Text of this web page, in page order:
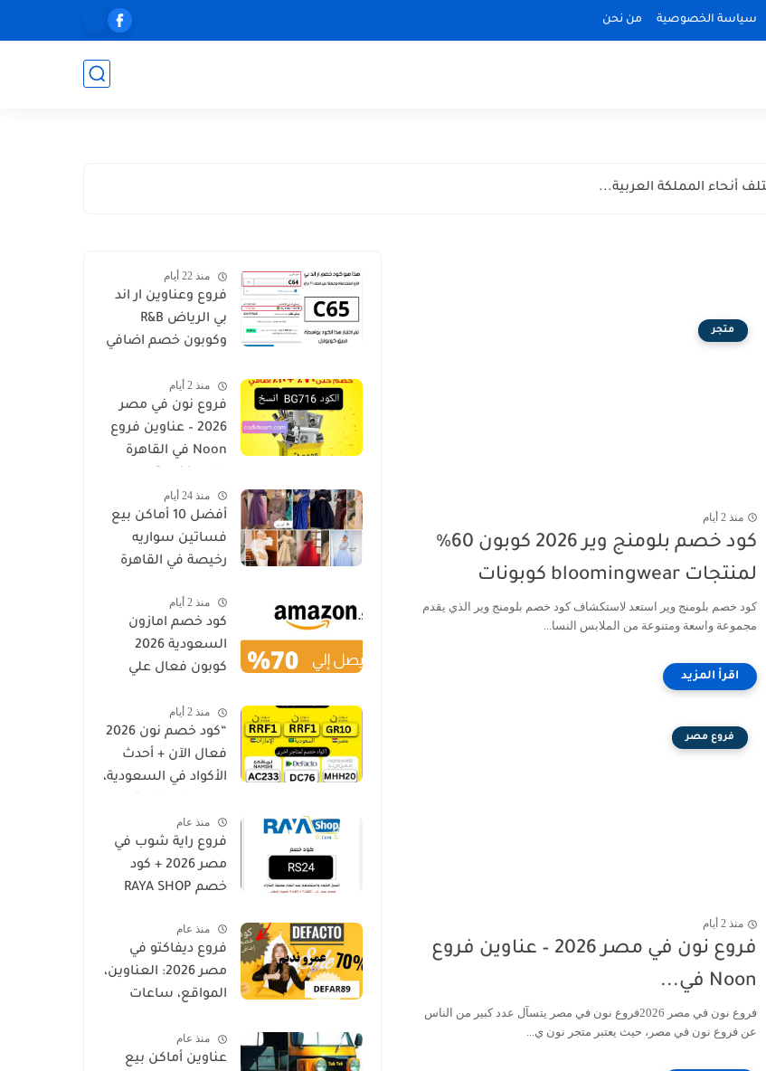
سياسة الخصوصية من نحن
متجر
منذ 2 أيام
كود خصم بلومنج وير 2026 كوبون 60%
لمنتجات bloomingwear كوبونات
كود خصم بلومنج وير استعد لاستكشاف كود خصم بلومنج وير الذي يقدم
مجموعة واسعة ومتنوعة من الملابس النسا...
فروع مصر
منذ 2 أيام
فروع نون في مصر 2026 – عناوين فروع
Noon في...
فروع نون في مصر 2026فروع نون في مصر يتسآل عدد كبير من الناس
عن فروع نون في مصر، حيث يعتبر متجر نون ي...
منذ 22 أيام
فروع وعناوين ار اند
بي الرياض R&B
وكوبون خصم اضافي
منذ 2 أيام
فروع نون في مصر
2026 – عناوين فروع
Noon في القاهرة
وأسيوط كود خصم
منذ 24 أيام
أفضل 10 أماكن بيع
فساتين سواريه
رخيصة في القاهرة
منذ 2 أيام
كود خصم امازون
السعودية 2026
كوبون فعال علي
Amazon.sa
منذ 2 أيام
“كود خصم نون 2026
فعال الآن + أحدث
الأكواد في السعودية،
منذ عام
فروع راية شوب في
مصر 2026 + كود
خصم RAYA SHOP
منذ عام
فروع ديفاكتو في
مصر 2026: العناوين،
المواقع، ساعات
Egypt Branches
منذ عام
عناوين أماكن بيع